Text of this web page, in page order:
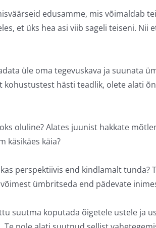
edusamme, mis võimaldab
et üks hea asi viib sageli teiseni. Nii
üle oma tegevuskava ja suunata
hästi teadlik, olete alati
oluline? Alates juunist hakkate
käsikäes käia?
perspektiivis end kindlamalt tunda?
ümbritseda end pädevate
suutma koputada õigetele ustele ja